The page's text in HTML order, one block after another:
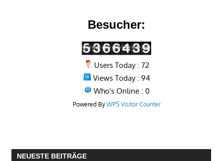
Besucher:
Users Today : 72
Views Today : 94
Who's Online : 0
Powered By WPS Visitor Counter
NEUESTE BEITRÄGE